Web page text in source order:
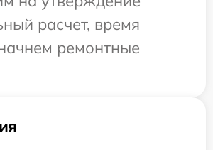
расчет, время
ремонтные